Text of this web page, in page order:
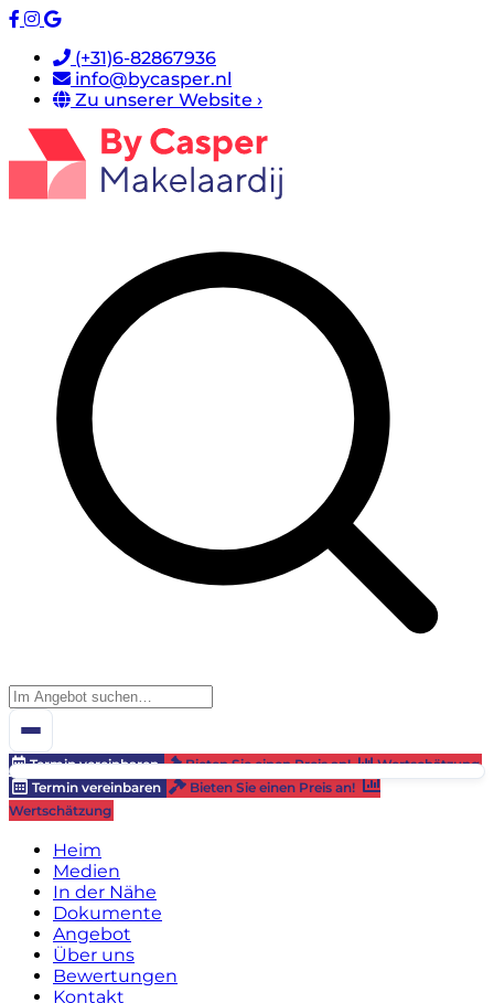
(+31)6-82867936
info@bycasper.nl
Zu unserer Website ›
Termin vereinbaren Bieten Sie einen Preis an!
Wertschätzung
Termin vereinbaren
Bieten Sie einen Preis an!
Wertschätzung
Heim
Medien
In der Nähe
Dokumente
Angebot
Über uns
Bewertungen
Kontakt